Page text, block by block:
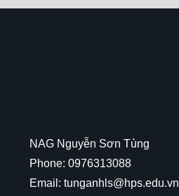
NAG Nguyễn Sơn Tùng
Phone: 0976313088
Email: tunganhls@hps.edu.vn